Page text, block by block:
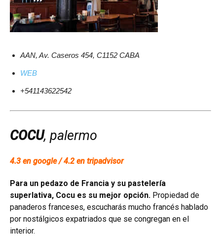
AAN, Av. Caseros 454, C1152 CABA
WEB
+541143622542
COCU, palermo
4.3 en google / 4.2 en tripadvisor
Para un pedazo de Francia y su pastelería
superlativa, Cocu es su mejor opción. Propiedad de
panaderos franceses, escucharás mucho francés hablado
por nostálgicos expatriados que se congregan en el
interior.